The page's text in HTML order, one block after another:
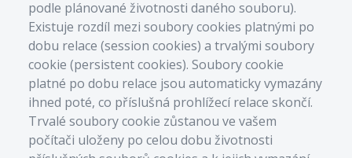
podle plánované životnosti daného souboru).
Existuje rozdíl mezi soubory cookies platnými po
dobu relace (session cookies) a trvalými soubory
cookie (persistent cookies). Soubory cookie
platné po dobu relace jsou automaticky vymazány
ihned poté, co příslušná prohlížecí relace skončí.
Trvalé soubory cookie zůstanou ve vašem
počítači uloženy po celou dobu životnosti